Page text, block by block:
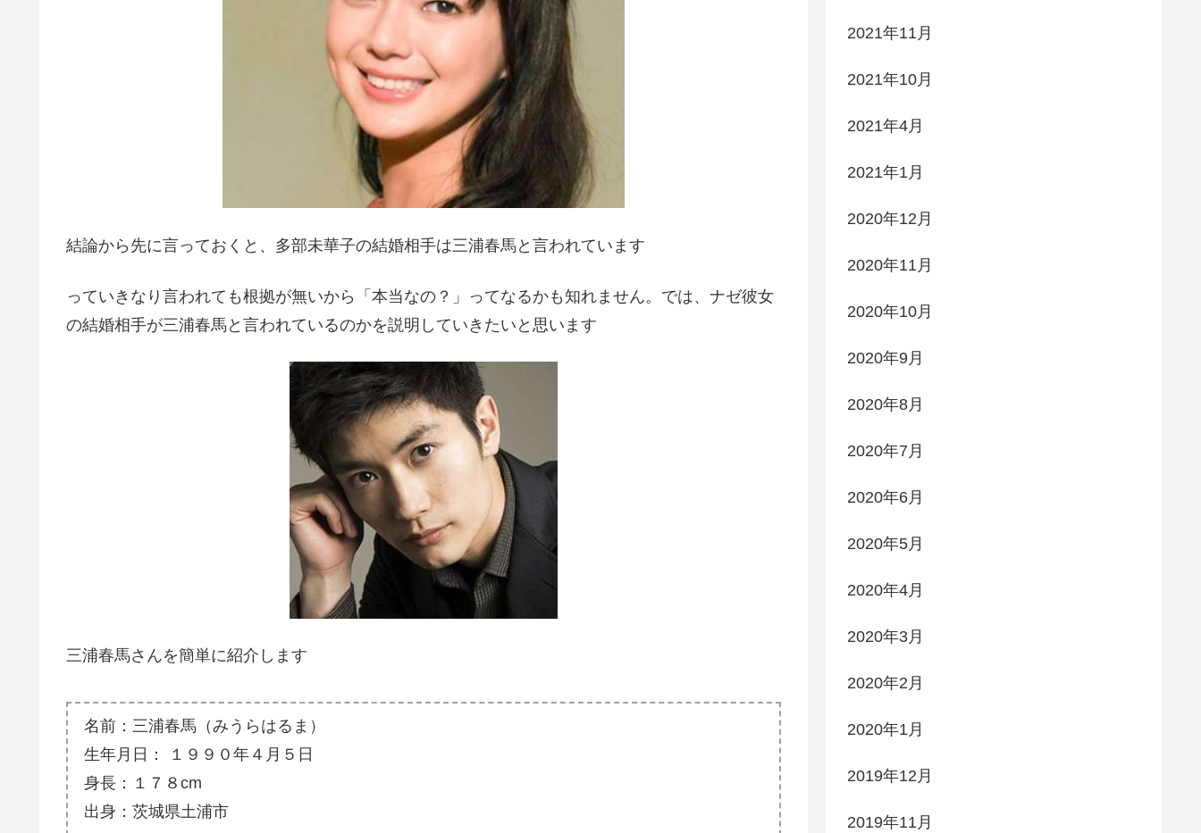
結論から先に言っておくと、多部未華子の結婚相手は三浦春馬と言われています
っていきなり言われても根拠が無いから「本当なの？」ってなるかも知れません。では、ナゼ彼女
の結婚相手が三浦春馬と言われているのかを説明していきたいと思います
三浦春馬さんを簡単に紹介します
名前：三浦春馬（みうらはるま）
生年月日：
１９９０ 年４月５日
身長：１７８cm
出身：茨城県土浦市
2021年11月
2021年10月
2021年4月
2021年1月
2020年12月
2020年11月
2020年10月
2020年9月
2020年8月
2020年7月
2020年6月
2020年5月
2020年4月
2020年3月
2020年2月
2020年1月
2019年12月
2019年11月